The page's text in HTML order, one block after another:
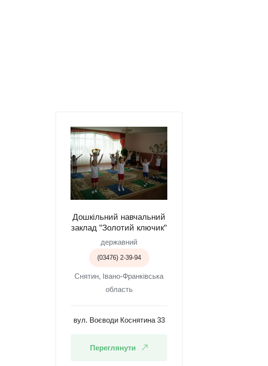
Дошкільний навчальний
заклад "Золотий ключик"
державний
(03476) 2-39-94
Снятин, Івано-Франківська
область
вул. Воєводи Коснятина 33
Переглянути